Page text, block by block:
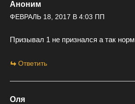
Аноним
ФЕВРАЛЬ 18, 2017 В 4:03 ПП
Призывал 1 не признался а так норм
Ответить
Оля